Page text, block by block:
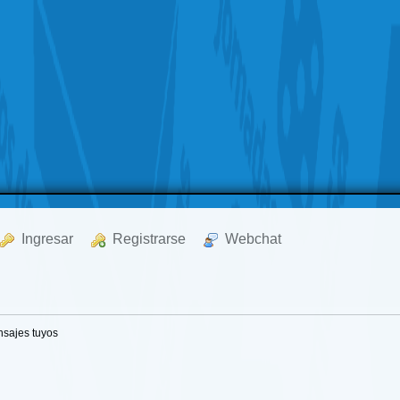
Ingresar Registrarse Webchat
tuyos